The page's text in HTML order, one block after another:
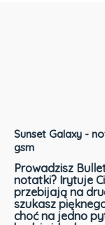
Sunset Galaxy -
gsm
Prowadzisz
notatki? Irytuje
przebijają na
szukasz
choć na jedno